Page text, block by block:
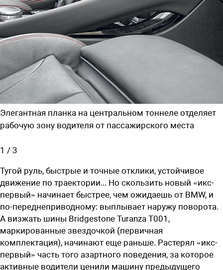
Элегантная планка на центральном тоннеле отделяет
рабочую зону водителя от пассажирского места
1 / 3
Тугой руль, быстрые и точные отклики, устойчивое
движение по траектории... Но скользить новый «икс-
первый» начинает быстрее, чем ожидаешь от BMW, и
по-переднеприводному: выплывает наружу поворота.
А визжать шины Bridgestone Turanza T001,
маркированные звездочкой (первичная
комплектация), начинают еще раньше. Растерял «икс-
первый» часть того азартного поведения, за которое
активные водители ценили машину предыдущего